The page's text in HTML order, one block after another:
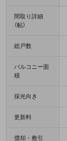
間取り詳細
（帖）
総戸数
バルコニー面
積
採光向き
更新料
償却・敷引